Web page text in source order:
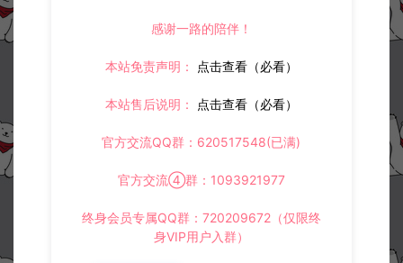
感谢一路的陪伴！
本站免责声明： 点击查看（必看）
本站售后说明： 点击查看（必看）
官方交流QQ群：620517548(已满)
官方交流④群：1093921977
终身会员专属QQ群：720209672（仅限终
身VIP用户入群）